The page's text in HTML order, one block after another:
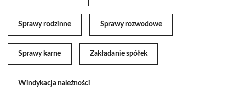
Sprawy rodzinne Sprawy rozwodowe
Sprawy karne Zakładanie spółek
Windykacja należności